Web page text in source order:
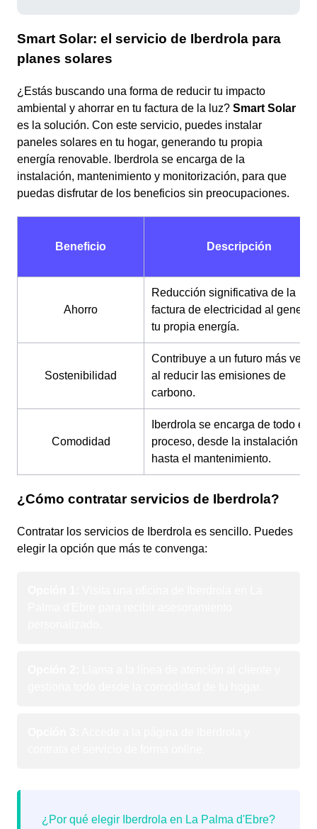
Smart Solar: el servicio de Iberdrola para
planes solares
¿Estás buscando una forma de reducir tu impacto
ambiental y ahorrar en tu factura de la luz? Smart Solar
es la solución. Con este servicio, puedes instalar
paneles solares en tu hogar, generando tu propia
energía renovable. Iberdrola se encarga de la
instalación, mantenimiento y monitorización, para que
puedas disfrutar de los beneficios sin preocupaciones.
Beneficio Descripción
Ahorro
Reducción significativa de la
factura de electricidad al generar
tu propia energía.
Sostenibilidad
Contribuye a un futuro más verde
al reducir las emisiones de
carbono.
Comodidad
Iberdrola se encarga de todo el
proceso, desde la instalación
hasta el mantenimiento.
¿Cómo contratar servicios de Iberdrola?
Contratar los servicios de Iberdrola es sencillo. Puedes
elegir la opción que más te convenga: